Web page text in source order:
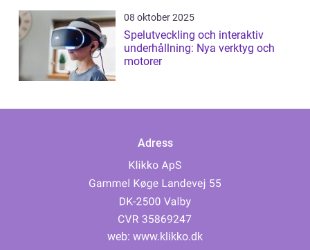
08 oktober 2025
Spelutveckling och interaktiv
underhållning: Nya verktyg och
motorer
Adress
web: www.klikko.dk